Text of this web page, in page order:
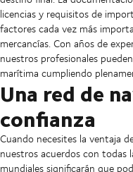
licencias y requisitos de
factores cada vez más
mercancías. Con años de
nuestros profesionales
marítima cumpliendo
Una red de
confianza
Cuando necesites la ventaja
nuestros acuerdos con todas
mundiales significarán que